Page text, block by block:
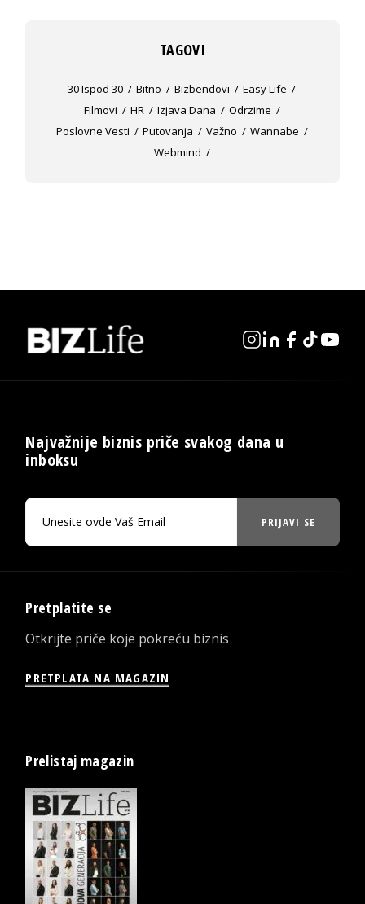
TAGOVI
30 Ispod 30 Bitno Bizbendovi
Easy Life
Filmovi
HR Izjava Dana
Odrzime
Poslovne Vesti
Putovanja Važno
Wannabe
Webmind
Najvažnije biznis priče svakog dana u
inboksu
PRIJAVI SE
Pretplatite se
Otkrijte priče koje pokreću biznis
PRETPLATA NA MAGAZIN
Prelistaj magazin